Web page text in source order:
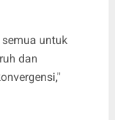
untuk
dan